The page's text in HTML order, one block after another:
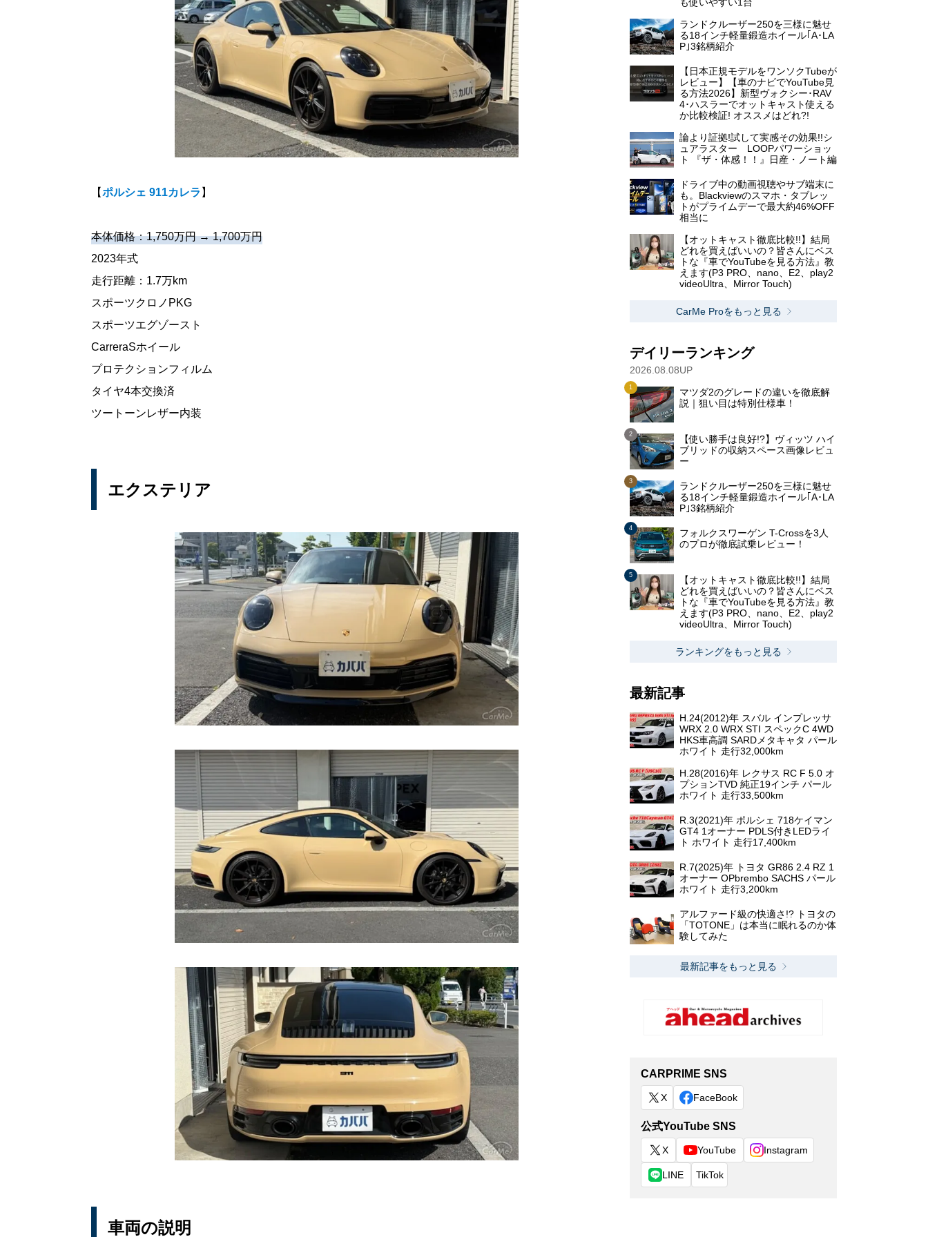
【ポルシェ 911カレラ 】
本体価格：1,750万円 → 1,700万円
2023年式
走行距離：1.7万km
スポーツクロノPKG
スポーツエグゾースト
CarreraSホイール
プロテクションフィルム
タイヤ4本交換済
ツートーンレザー内装
エクステリア
車両の説明
ランドクルーザー250を三様に魅せ
る18インチ軽量鍛造ホイール｢A･LA
P｣3銘柄紹介
【日本正規モデルをワンソクTubeが
レビュー】【車のナビでYouTube見
る方法2026】新型ヴォクシー･RAV
4･ハスラーでオットキャスト使える
か比較検証! オススメはどれ?!
論より証拠!試して実感その効果!!シ
ュアラスター LOOPパワーショッ
ト 『ザ・体感！！』日産・ノート編
ドライブ中の動画視聴やサブ端末に
も。Blackviewのスマホ・タブレッ
トがプライムデーで最大約46%OFF
相当に
【オットキャスト徹底比較!!】結局
どれを買えばいいの？皆さんにベス
トな『車でYouTubeを見る方法』教
えます(P3 PRO、nano、E2、play2
videoUltra、Mirror Touch)
CarMe Proをもっと見る
デイリーランキング
2026.08.08UP
マツダ2のグレードの違いを徹底解
説｜狙い目は特別仕様車！
【使い勝手は良好!?】ヴィッツ ハイ
ブリッドの収納スペース画像レビュ
ー
ランドクルーザー250を三様に魅せ
る18インチ軽量鍛造ホイール｢A･LA
P｣3銘柄紹介
フォルクスワーゲン T-Crossを3人
のプロが徹底試乗レビュー！
【オットキャスト徹底比較!!】結局
どれを買えばいいの？皆さんにベス
トな『車でYouTubeを見る方法』教
えます(P3 PRO、nano、E2、play2
videoUltra、Mirror Touch)
ランキングをもっと見る
最新記事
H.24(2012)年 スバル インプレッサ
WRX 2.0 WRX STI スペックC 4WD
HKS車高調 SARDメタキャタ パール
ホワイト 走行32,000km
H.28(2016)年 レクサス RC F 5.0 オ
プションTVD 純正19インチ パール
ホワイト 走行33,500km
R.3(2021)年 ポルシェ 718ケイマン
GT4 1オーナー PDLS付きLEDライ
ト ホワイト 走行17,400km
R.7(2025)年 トヨタ GR86 2.4 RZ 1
オーナー OPbrembo SACHS パール
ホワイト 走行3,200km
アルファード級の快適さ!? トヨタの
「TOTONE」は本当に眠れるのか体
験してみた
最新記事をもっと見る
CARPRIME SNS
X FaceBook
公式YouTube SNS
X YouTube Instagram
LINE TikTok